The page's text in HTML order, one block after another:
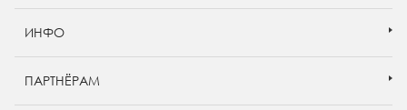
ИНФО
ПАРТНЁРАМ